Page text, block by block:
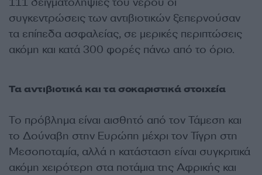
συγκεντρώσεις των αντιβιοτικών ξεπερνούσαν
τα επίπεδα ασφαλείας, σε μερικές περιπτώσεις
ακόμη και κατά 300 φορές πάνω από το όριο.
Τα αντιβιοτικά και τα σοκαριστικά στοιχεία
Το πρόβλημα είναι αισθητό από τον Τάμεση και
το Δούναβη στην Ευρώπη μέχρι τον Τίγρη στη
Μεσοποταμία, αλλά η κατάσταση είναι συγκριτικά
ακόμη χειρότερη στα ποτάμια της Αφρικής και